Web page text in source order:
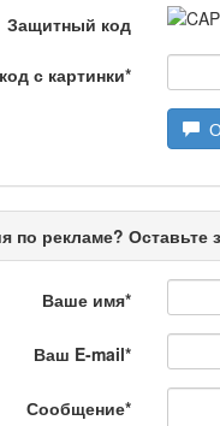
/ Маңызды сұрақ
Защитный код
с картинки*
по рекламе?
Ваше имя*
Ваш E-mail*
Сообщение*